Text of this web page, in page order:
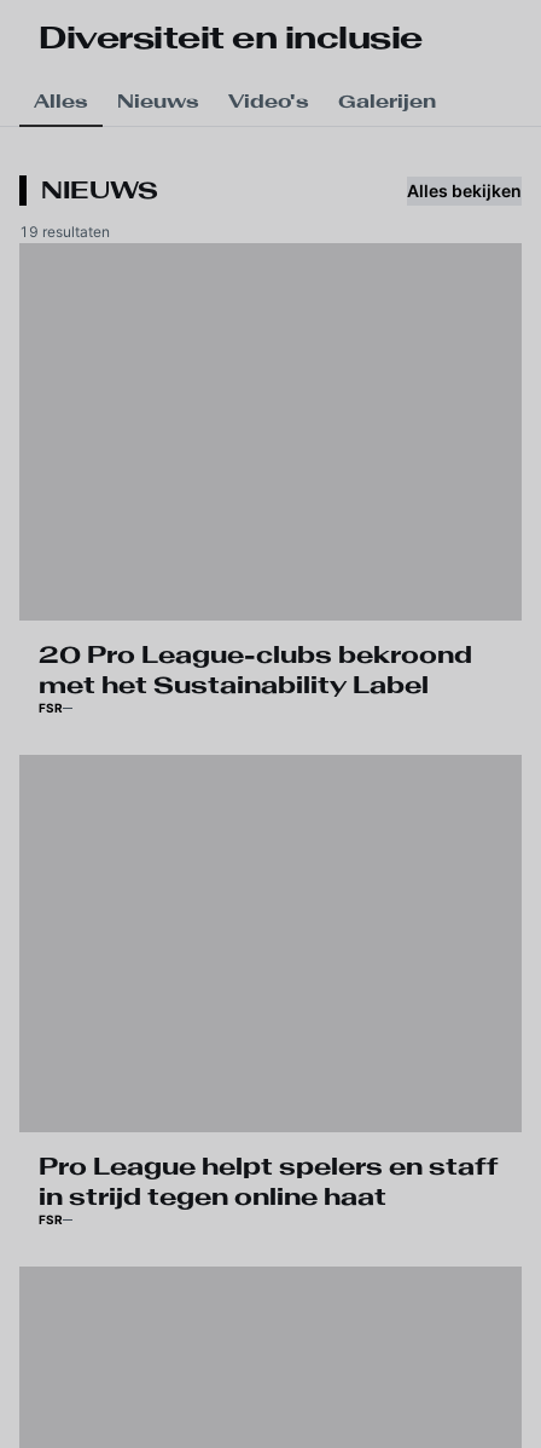
Diversiteit en inclusie
Alles Nieuws Video's Galerijen
NIEUWS Alles bekijken
19 resultaten
20 Pro League-clubs bekroond
met het Sustainability Label
FSR
Pro League helpt spelers en staff
in strijd tegen online haat
FSR